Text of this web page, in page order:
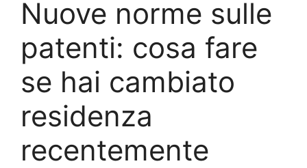
Nuove norme sulle
patenti: cosa fare
se hai cambiato
residenza
recentemente